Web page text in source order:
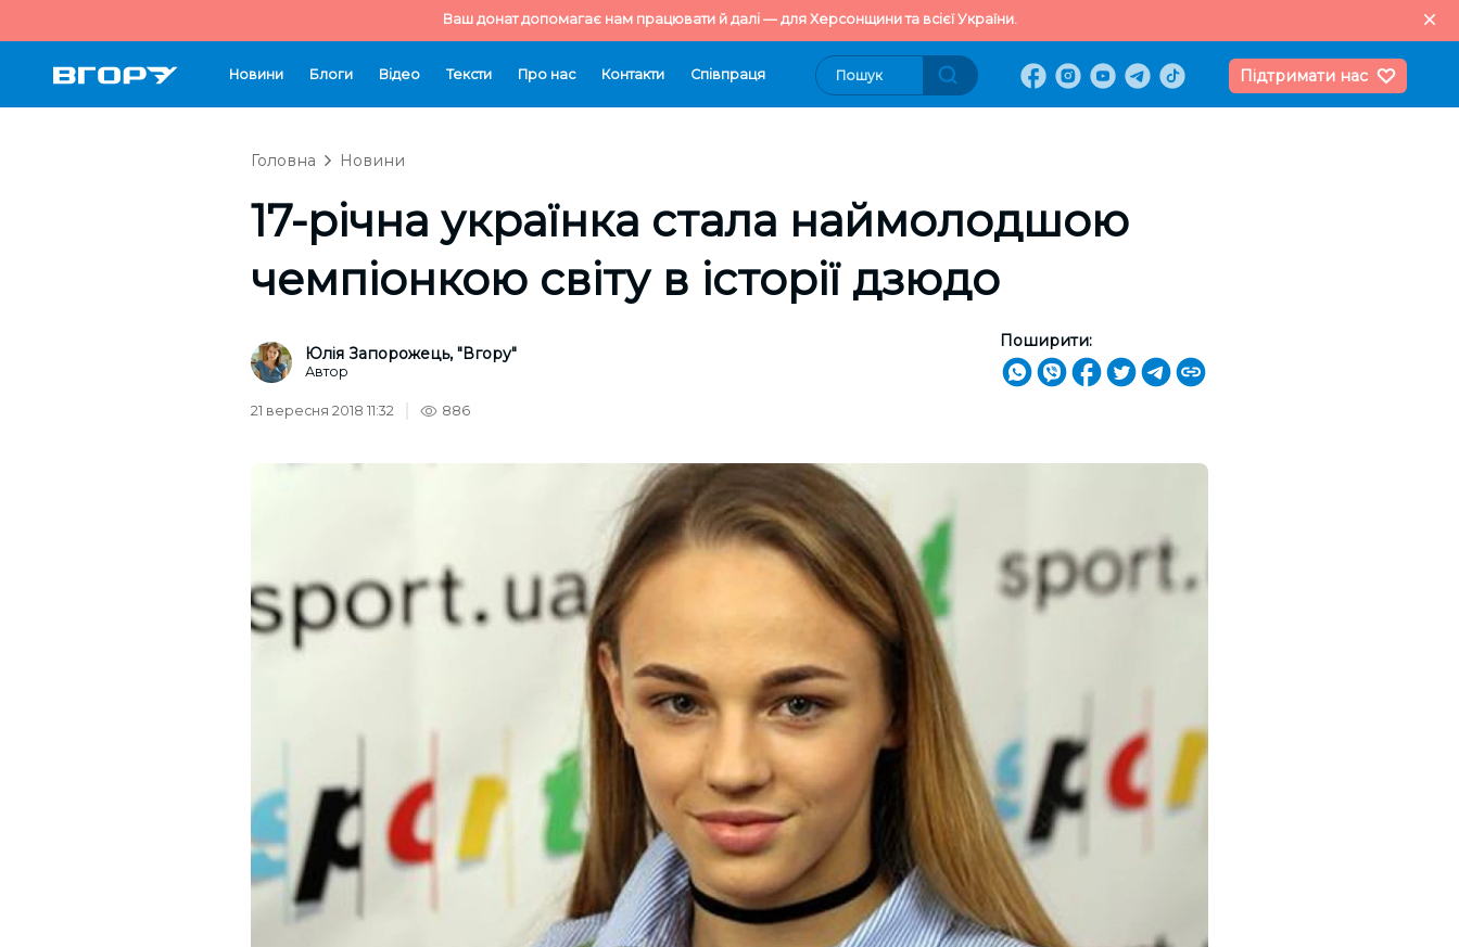
Ваш донат допомагає нам працювати й далі — для Херсонщини та всієї України.
Новини Блоги Відео Тексти Про нас Контакти Cпівпраця Підтримати нас
Головна Новини
17-річна українка стала наймолодшою ​​
чемпіонкою світу в історії дзюдо
Юлія Запорожець, "Вгору"
Автор
Поширити:
21 вересня 2018 11:32 886